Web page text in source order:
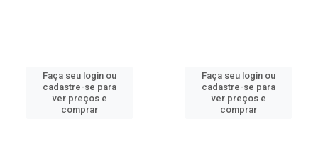
Faça seu login ou
cadastre-se para
ver preços e
comprar
Faça seu login ou
cadastre-se para
ver preços e
comprar